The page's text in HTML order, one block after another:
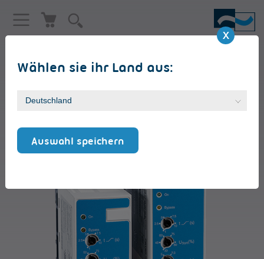
Wählen sie ihr Land aus:
Auswahl speichern
VersiStart II plus [6 - 32A]